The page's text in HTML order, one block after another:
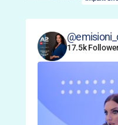
17.5k